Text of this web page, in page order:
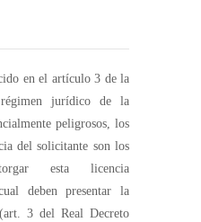
en el artículo 3 de la
jurídico de la
peligrosos, los
del solicitante son los
esta licencia
deben presentar la
3 del Real Decreto